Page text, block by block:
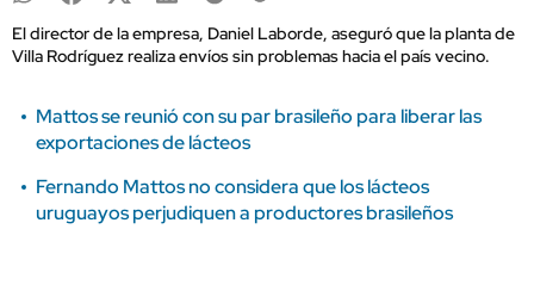
El director de la empresa, Daniel Laborde, aseguró que la planta de
Villa Rodríguez realiza envíos sin problemas hacia el país vecino.
Mattos se reunió con su par brasileño para liberar las
exportaciones de lácteos
Fernando Mattos no considera que los lácteos
uruguayos perjudiquen a productores brasileños